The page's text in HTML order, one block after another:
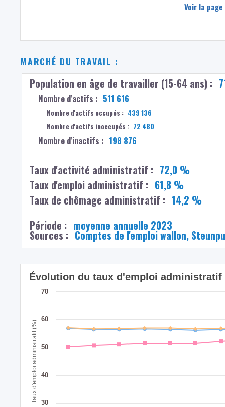
Voir la
MARCHÉ DU TRAVAIL :
Population en âge de travailler (15-64 ans) :
Nombre d'actifs : 511 616
Nombre d'actifs occupés : 439 136
Nombre d'actifs inoccupés : 72 480
Nombre d'inactifs : 198 876
Taux d'activité administratif : 72,0 %
Taux d'emploi administratif : 61,8 %
Taux de chômage administratif : 14,2 %
Période : moyenne annuelle 2023
Sources : Comptes de l'emploi wallon,
Taux d'emploi administratif (%)
Évolution du taux d'emploi administratif
30
40
50
60
70